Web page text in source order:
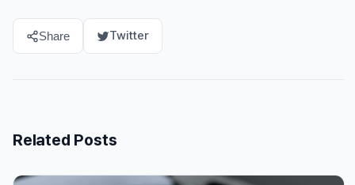
Share Twitter
Related Posts